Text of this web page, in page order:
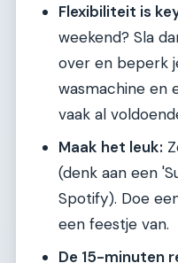
Flexibiliteit is
weekend? Sla
over en beperk
wasmachine en
vaak al
Maak het leuk:
(denk aan een
Spotify). Doe
een feestje van.
De 15-minuten